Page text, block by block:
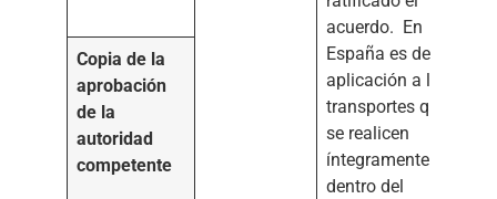
acuerdo. En
España es de
aplicación a los
transportes que
se realicen
íntegramente
dentro del
Copia de la
aprobación
de la
autoridad
competente